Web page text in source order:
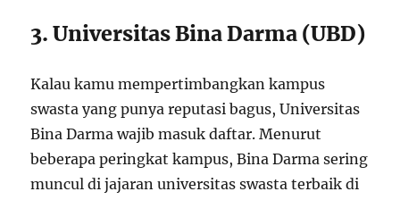
3. Universitas Bina Darma (UBD)
Kalau kamu mempertimbangkan kampus
swasta yang punya reputasi bagus, Universitas
Bina Darma wajib masuk daftar. Menurut
beberapa peringkat kampus, Bina Darma sering
muncul di jajaran universitas swasta terbaik di